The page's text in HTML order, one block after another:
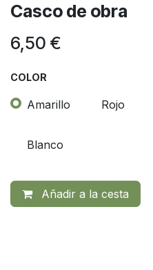
Casco de obra
6,50 €
COLOR
Amarillo Rojo
Blanco
Añadir a la cesta